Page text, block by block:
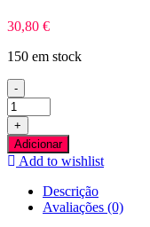
30,80 €
150 em stock
-
Quantidade
de
Ricoh
Aficio
SPC252/SPC262
Compativel
+
Adicionar
Add to wishlist
Descrição
Avaliações (0)